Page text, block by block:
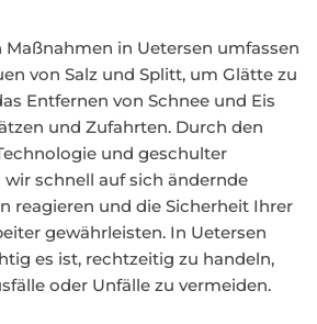
Maßnahmen in Uetersen umfassen
von Salz und Splitt, um Glätte zu
Entfernen von Schnee und Eis
und Zufahrten. Durch den
und geschulter
schnell auf sich ändernde
reagieren und die Sicherheit Ihrer
gewährleisten. In Uetersen
es ist, rechtzeitig zu handeln,
oder Unfälle zu vermeiden.